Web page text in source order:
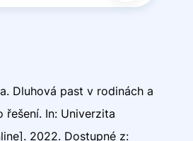
Dluhová past v rodinách a
řešení. In: Univerzita
2022. Dostupné z: